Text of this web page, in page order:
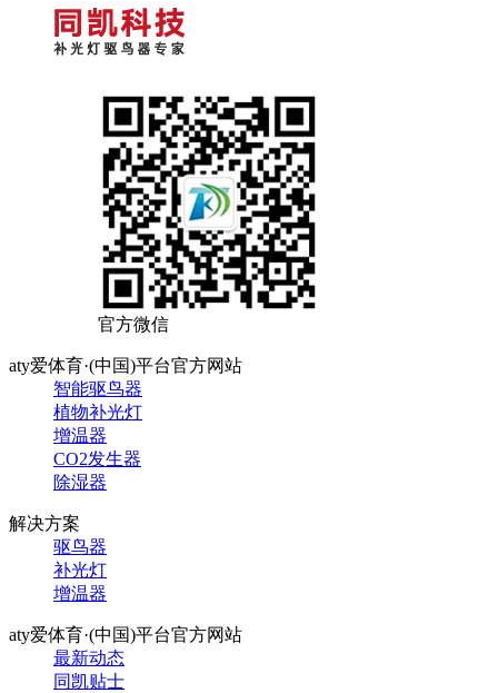
官方微信
aty爱体育·(中国)平台官方网站
智能驱鸟器
植物补光灯
增温器
CO2发生器
除湿器
解决方案
驱鸟器
补光灯
增温器
aty爱体育·(中国)平台官方网站
最新动态
同凯贴士